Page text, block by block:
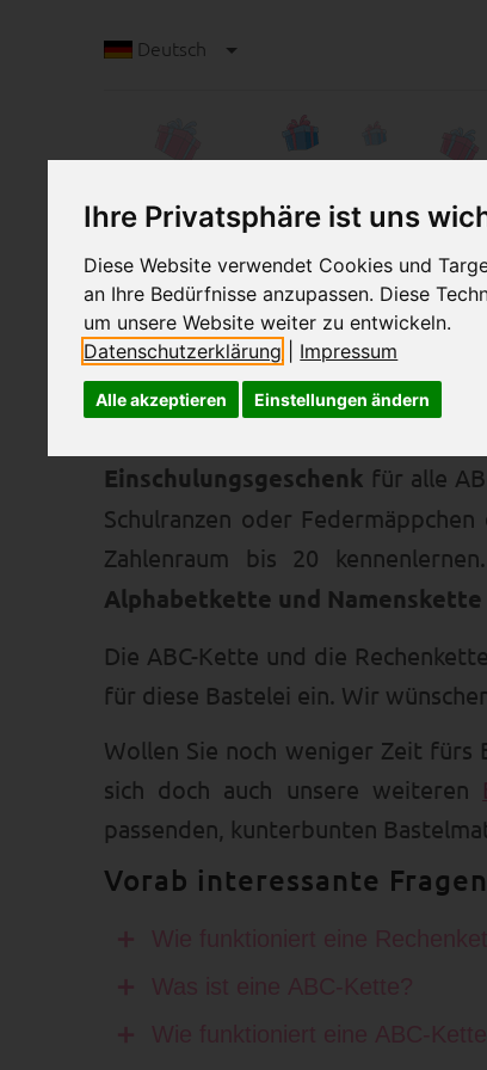
Ihre Privatsphäre ist uns
Diese Website verwendet Cookies und
an Ihre Bedürfnisse anzupassen. Diese
um unsere Website weiter zu entwickeln.
Datenschutzerklärung
Impressum
Alle akzeptieren Einstellungen ändern
Deutsch
Bastelanleitung ABC-Kette mit
Bastelanleitung
Lernspaß für unterwegs:
Einschulungsgeschenk für alle
Schulranzen oder
Zahlenraum bis 20
Alphabetkette und Namenskette
Die ABC-Kette und die
für diese Bastelei ein. Wir
Wollen Sie noch weniger Zeit fürs
sich doch auch unsere weiteren
passenden, kunterbunten
Vorab interessante